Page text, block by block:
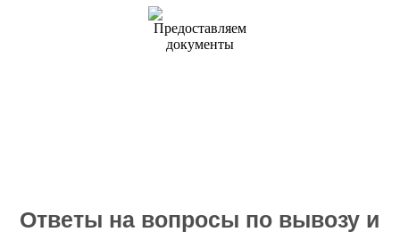
Ответы на вопросы по вывозу и